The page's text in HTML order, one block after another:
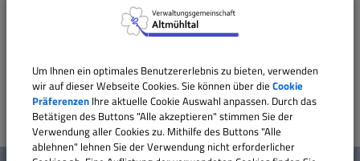
Förderverfahren nach der Bayerischen
Windsfeld und Dittenheim
Um Ihnen ein optimales Benutzererlebnis zu bieten, verwenden
wir auf dieser Webseite Cookies. Sie können über die Cookie
Präferenzen Ihre aktuelle Cookie Auswahl anpassen. Durch das
Betätigen des Buttons "Alle akzeptieren" stimmen Sie der
Verwendung aller Cookies zu. Mithilfe des Buttons "Alle
ablehnen" lehnen Sie der Verwendung nicht erforderlicher